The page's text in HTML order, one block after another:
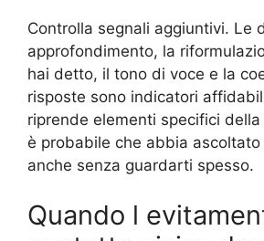
Controlla segnali aggiuntivi. Le
approfondimento, la
hai detto, il tono di voce e la
risposte sono indicatori
riprende elementi specifici
è probabile che abbia
anche senza guardarti spesso.
Quando l